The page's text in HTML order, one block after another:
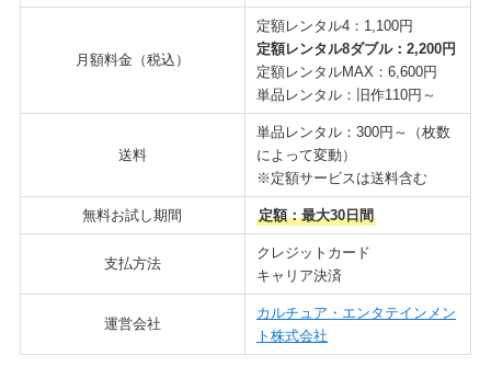
月額料金（税込）
定額レンタル4：1,100円
定額レンタル8ダブル：2,200円
定額レンタルMAX：6,600円
単品レンタル：旧作110円～
送料
単品レンタル：300円～（枚数
によって変動）
※定額サービスは送料含む
無料お試し期間 定額：最大30日間
支払方法
クレジットカード
キャリア決済
運営会社
カルチュア・エンタテインメン
ト株式会社